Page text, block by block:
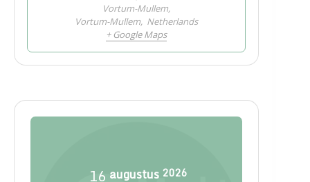
Vortum-Mullem,
Vortum-Mullem, Netherlands
+ Google Maps
16 augustus 2026